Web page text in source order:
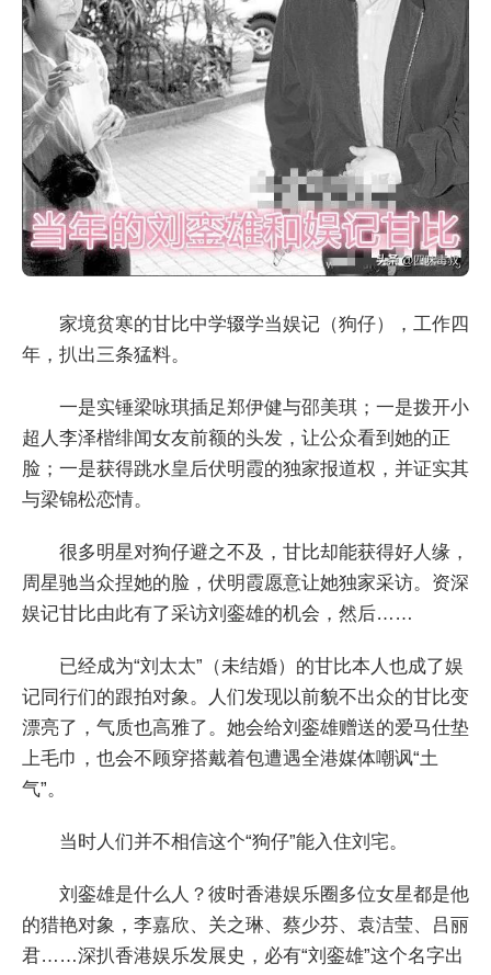
家境贫寒的甘比中学辍学当娱记（狗仔），工作四
年，扒出三条猛料。
一是实锤梁咏琪插足郑伊健与邵美琪；一是拨开小
超人李泽楷绯闻女友前额的头发，让公众看到她的正
脸；一是获得跳水皇后伏明霞的独家报道权，并证实其
与梁锦松恋情。
很多明星对狗仔避之不及，甘比却能获得好人缘，
周星驰当众捏她的脸，伏明霞愿意让她独家采访。资深
娱记甘比由此有了采访刘銮雄的机会，然后……
已经成为“刘太太”（未结婚）的甘比本人也成了娱
记同行们的跟拍对象。人们发现以前貌不出众的甘比变
漂亮了，气质也高雅了。她会给刘銮雄赠送的爱马仕垫
上毛巾，也会不顾穿搭戴着包遭遇全港媒体嘲讽“土
气”。
当时人们并不相信这个“狗仔”能入住刘宅。
刘銮雄是什么人？彼时香港娱乐圈多位女星都是他
的猎艳对象，李嘉欣、关之琳、蔡少芬、袁洁莹、吕丽
君……深扒香港娱乐发展史，必有“刘銮雄”这个名字出